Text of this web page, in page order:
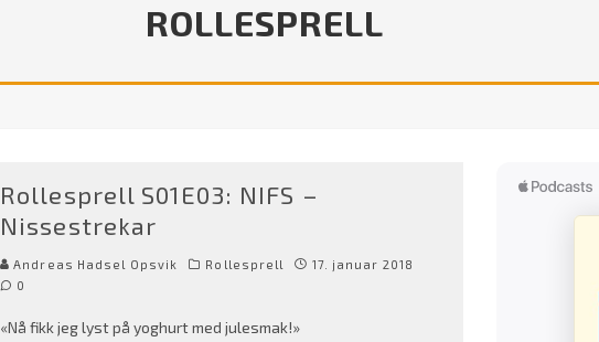
ROLLESPRELL
Rollesprell S01E03: NIFS –
Nissestrekar
Andreas Hadsel Opsvik Rollesprell
17. januar 2018
0
«Nå fikk jeg lyst på yoghurt med julesmak!»